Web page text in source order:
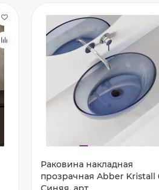
Раковина накладная
прозрачная Abber Kristall